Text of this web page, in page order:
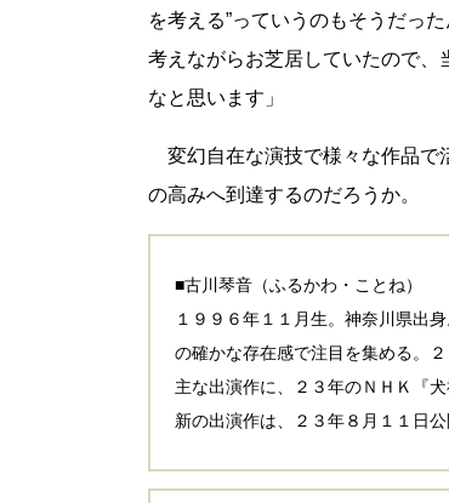
を考える”っていうのもそうだっ
考えながらお芝居していたので
なと思います」
変幻自在な演技で様々な作品で
の高みへ到達するのだろうか。
■古川琴音（ふるかわ・ことね）
１９９６年１１月生。神奈川県出
の確かな存在感で注目を集める。
主な出演作に、２３年のＮＨＫ『
新の出演作は、２３年８月１１日